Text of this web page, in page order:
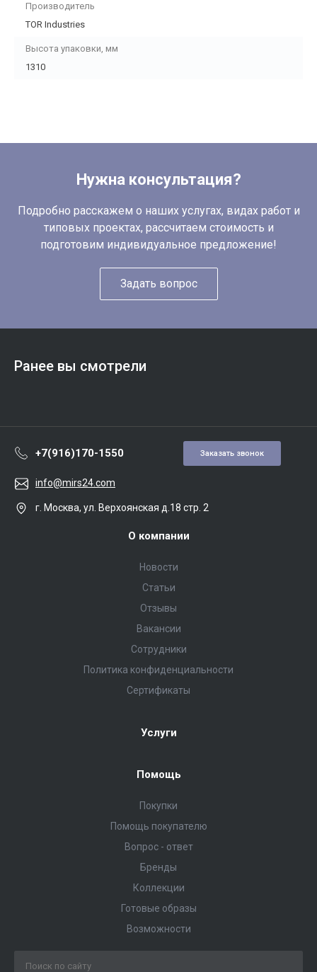
Производитель
TOR Industries
Высота упаковки, мм
1310
Нужна консультация?
Подробно расскажем о наших услугах, видах работ и
типовых проектах, рассчитаем стоимость и
подготовим индивидуальное предложение!
Задать вопрос
Ранее вы смотрели
+7(916)170-1550 Заказать звонок
info@mirs24.com
г. Москва, ул. Верхоянская д.18 стр. 2
О компании
Новости
Статьи
Отзывы
Вакансии
Сотрудники
Политика конфиденциальности
Сертификаты
Услуги
Помощь
Покупки
Помощь покупателю
Вопрос - ответ
Бренды
Коллекции
Готовые образы
Возможности